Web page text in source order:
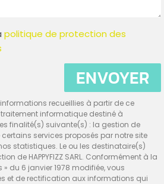
politique de protection des
ENVOYER
recueillies à partir de ce
traitement informatique destiné à
les finalité(s) suivante(s) : la gestion de
services proposés par notre site
statistiques. Le ou les destinataire(s)
de HAPPYFIZZ SARL. Conformément à la
du 6 janvier 1978 modifiée, vous
et de rectification aux informations qui